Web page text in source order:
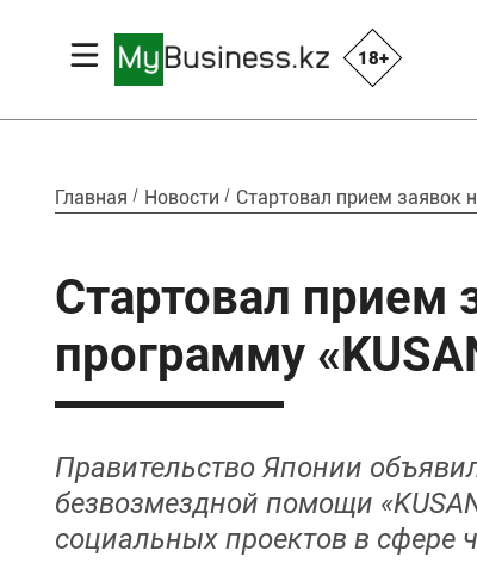
18+
Главная Новости Стартовал прием заявок
Стартовал прием
программу
Правительство Японии
безвозмездной помощи
социальных проектов в сфере